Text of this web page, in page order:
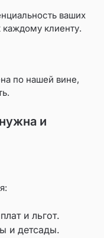
ваших
каждому клиенту.
по нашей вине,
и
и льгот.
и детсады.